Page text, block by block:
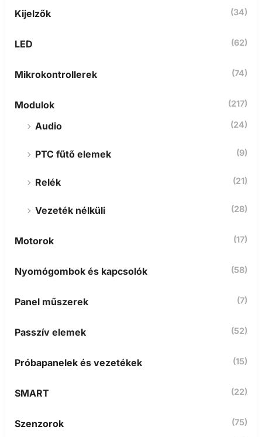
Kijelzők (34)
LED (62)
Mikrokontrollerek (74)
Modulok (217)
Audio (24)
PTC fűtő elemek (9)
Relék (21)
Vezeték nélküli (28)
Motorok (17)
Nyomógombok és kapcsolók (58)
Panel műszerek (7)
Passzív elemek (52)
Próbapanelek és vezetékek (15)
SMART (22)
Szenzorok (75)